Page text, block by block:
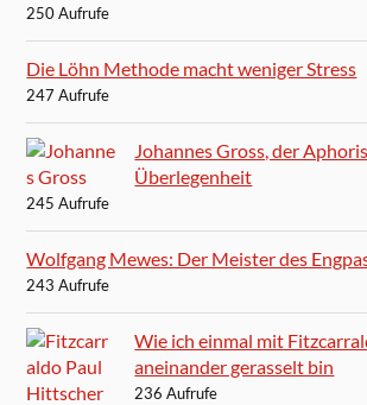
250 Aufrufe
Die Löhn Methode macht weniger Stress
247 Aufrufe
Johannes Gross, der
Überlegenheit
245 Aufrufe
Wolfgang Mewes: Der Meister des
243 Aufrufe
Wie ich einmal mit
aneinander gerasselt bin
236 Aufrufe